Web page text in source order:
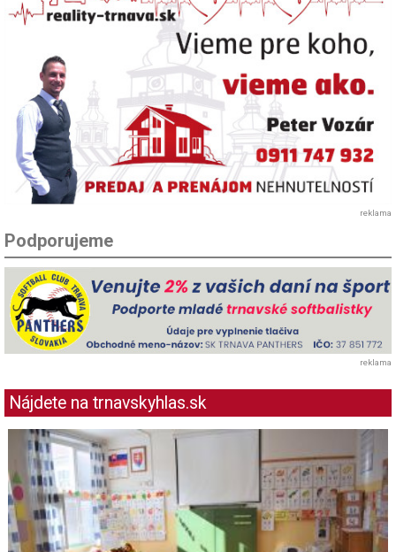
reklama
Podporujeme
reklama
Nájdete na trnavskyhlas.sk